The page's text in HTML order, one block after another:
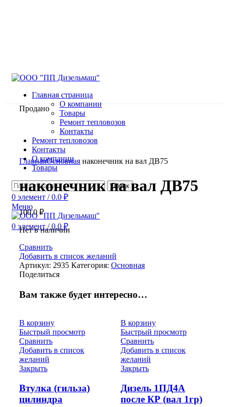
Главная страница
О компании
Товары
Ремонт тепловозов
Контакты
Ремонт тепловозов
Контакты
О компании
Товары
Поиск
0 элемент / 0.0 ₽
Меню
0 элемент / 0.0 ₽
Продано
Нажмите, чтобы увеличить
ГлавнаяОсновная наконечник на вал ДВ75
наконечник на вал ДВ75
100.0 ₽
Нет в наличии
Сравнить
Добавить в список желаний
Артикул: 2935 Категория: Основная
Поделиться
Вам также будет интересно…
В корзину
Быстрый просмотр
Сравнить
Добавить в список
желаний
Закрыть
Втулка (гильза)
цилиндра
В корзину
Быстрый просмотр
Сравнить
Добавить в список
желаний
Закрыть
Дизель 1ПД4А
после КР (вал 1гр)